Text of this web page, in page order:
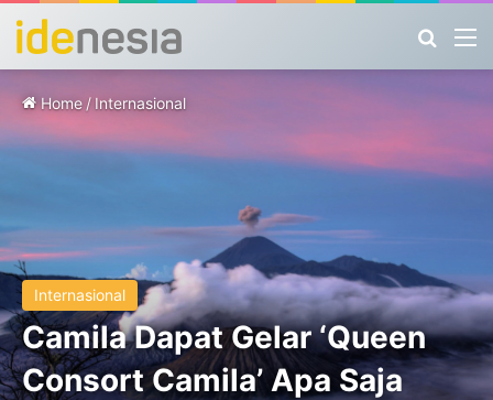
Home / Internasional
Internasional
Camila Dapat Gelar ‘Queen
Consort Camila’ Apa Saja